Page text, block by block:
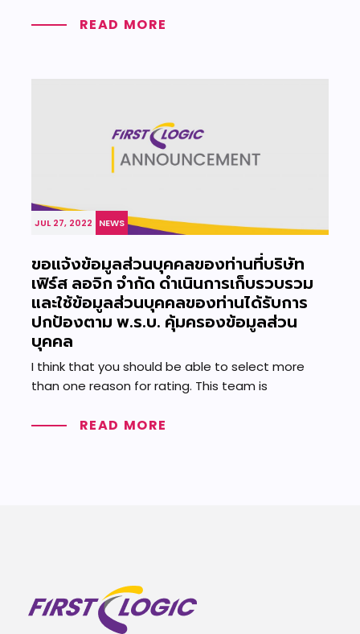
READ MORE
JUL 27, 2022 NEWS
ขอแจ้งข้อมูลส่วนบุคคลของท่านที่บริษัท
เฟิร์ส ลอจิก จำกัด ดำเนินการเก็บรวบรวม
และใช้ข้อมูลส่วนบุคคลของท่านได้รับการ
ปกป้องตาม พ.ร.บ. คุ้มครองข้อมูลส่วน
บุคคล
I think that you should be able to select more
than one reason for rating. This team is
READ MORE